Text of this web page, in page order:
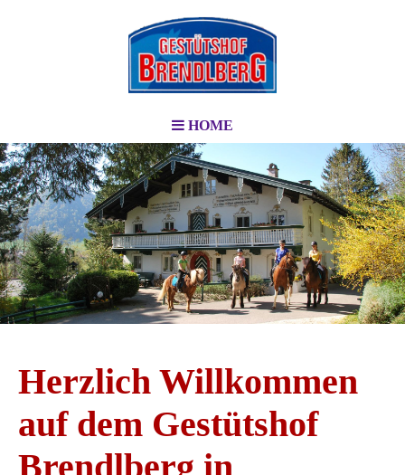
HOME
Herzlich Willkommen
auf dem Gestütshof
Brendlberg in